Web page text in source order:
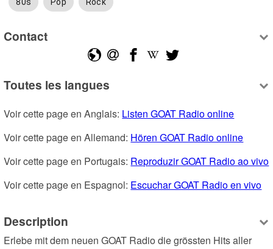
Contact
Toutes les langues
Voir cette page en Anglais: Listen GOAT Radio online
Voir cette page en Allemand: Hören GOAT Radio online
Voir cette page en Portugais: Reproduzir GOAT Radio ao vivo
Voir cette page en Espagnol: Escuchar GOAT Radio en vivo
Description
Erlebe mit dem neuen GOAT Radio die grössten Hits aller